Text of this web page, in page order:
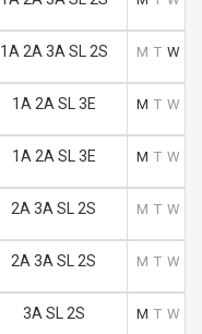
1A 2A 3A SL 2S M T W
1A 2A SL 3E M T W
1A 2A SL 3E M T W
2A 3A SL 2S M T W
2A 3A SL 2S M T W
3A SL 2S M T W